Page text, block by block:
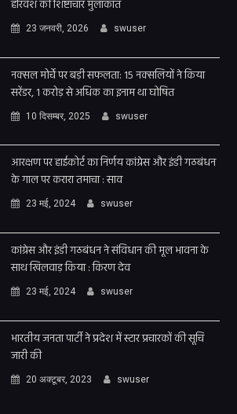
हरिवंश की शिष्टाचार मुलाकात
23 जनवरी, 2026 swuser
नक्सल मोर्चे पर बड़ी सफलता: 15 नक्सलियों ने किया
सरेंडर, 1 करोड़ से अधिक का इनाम था घोषित
10 दिसम्बर, 2025 swuser
आरक्षण पर हाईकोर्ट का निर्णय कांग्रेस और इंडी गठबंधन
के गाल पर करारा तमाचा : साव
23 मई, 2024 swuser
कांग्रेस और इंडी गठबंधन ने संविधान की मूल भावना के
साथ खिलवाड़ किया : किरण देव
23 मई, 2024 swuser
भारतीय जनता पार्टी ने प्रदेश में स्टार प्रचारकों की सूचि
जारी की
20 अक्टूबर, 2023 swuser